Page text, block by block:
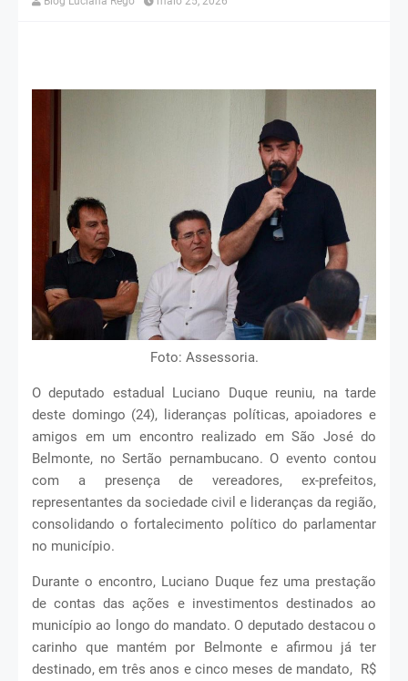
Foto: Assessoria.
O deputado estadual Luciano Duque reuniu, na tarde
deste domingo (24), lideranças políticas, apoiadores e
amigos em um encontro realizado em São José do
Belmonte, no Sertão pernambucano. O evento contou
com a presença de vereadores, ex-prefeitos,
representantes da sociedade civil e lideranças da região,
consolidando o fortalecimento político do parlamentar
no município.
Durante o encontro, Luciano Duque fez uma prestação
de contas das ações e investimentos destinados ao
município ao longo do mandato. O deputado destacou o
carinho que mantém por Belmonte e afirmou já ter
destinado, em três anos e cinco meses de mandato, R$